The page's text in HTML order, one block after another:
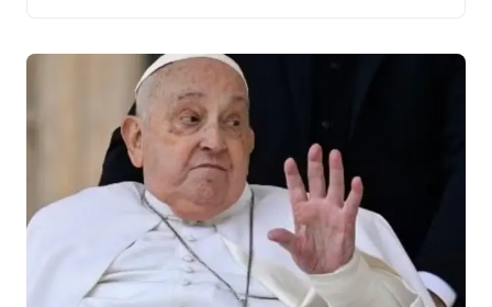
das fronteiras da Igreja Católica, inspirando milhões de